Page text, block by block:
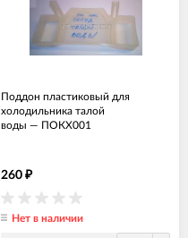
Поддон пластиковый для
холодильника талой
воды — ПОКХ001
260 ₽
Нет в наличии